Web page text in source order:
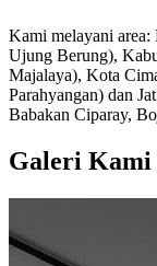
Kami melayani
Ujung Berung),
Majalaya), Kota
Parahyangan) dan
Babakan Ciparay,
Galeri Kami